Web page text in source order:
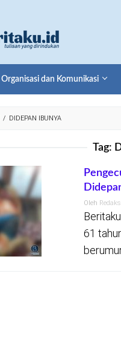
Organisasi dan Komunikasi
/ DIDEPAN IBUNYA
Tag:
Oleh
61